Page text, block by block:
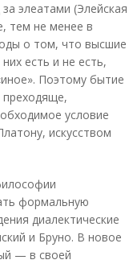
элеатами (Элейская
тем не менее в
о том, что высшие
есть и не есть,
Поэтому бытие
преходяще,
условие
искусством
формальную
диалектические
и Бруно. В новое
— в своей